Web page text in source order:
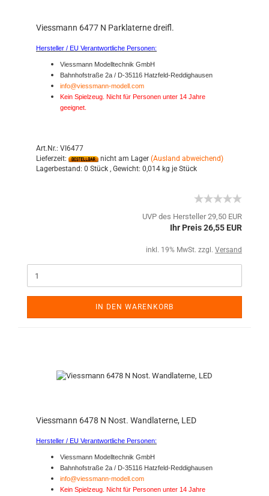
Viessmann 6477 N Parklaterne dreifl.
Hersteller / EU Verantwortliche Personen:
Viessmann Modelltechnik GmbH
Bahnhofstraße 2a / D-35116 Hatzfeld-Reddighausen
info@viessmann-modell.com
Kein Spielzeug. Nicht für Personen unter 14 Jahre
geeignet.
Art.Nr.: VI6477
Lieferzeit:
nicht am Lager (Ausland abweichend)
Lagerbestand: 0 Stück , Gewicht: 0,014 kg je Stück
UVP des Hersteller 29,50 EUR
Ihr Preis 26,55 EUR
inkl. 19% MwSt. zzgl. Versand
IN DEN WARENKORB
Viessmann 6478 N Nost. Wandlaterne, LED
Hersteller / EU Verantwortliche Personen:
Viessmann Modelltechnik GmbH
Bahnhofstraße 2a / D-35116 Hatzfeld-Reddighausen
info@viessmann-modell.com
Kein Spielzeug. Nicht für Personen unter 14 Jahre